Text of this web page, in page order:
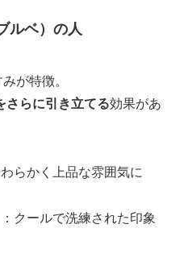
ルベ）の人
が特徴。
さらに引き立てる効果があ
わらかく上品な雰囲気に
：クールで洗練された印象